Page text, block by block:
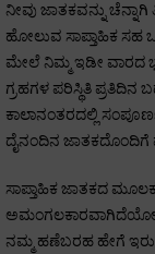
ನೀವು ಜಾತಕವನ್ನು
ಹೋಲುವ ಸಾಪ್ತಾಹಿಕ ಸಹ
ಮೇಲೆ ನಿಮ್ಮ ಇಡೀ ವಾರದ
ಗ್ರಹಗಳ ಪರಿಸ್ಥಿತಿ ಪ್ರತಿದಿನ
ಕಾಲಾನಂತರದಲ್ಲಿ
ದೈನಂದಿನ
ಸಾಪ್ತಾಹಿಕ ಜಾತಕದ
ಅಮಂಗಲಕಾರವಾಗಿದೆಯೋ
ನಮ್ಮ ಹಣೆಬರಹ ಹೇಗೆ